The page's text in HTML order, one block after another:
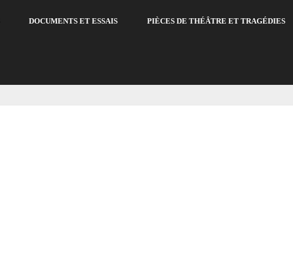
DOCUMENTS ET ESSAIS PIÈCES DE THÉÂTRE ET TRAGÉDIES